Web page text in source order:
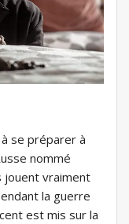
se préparer à
nommé
jouent vraiment
la guerre
est mis sur la